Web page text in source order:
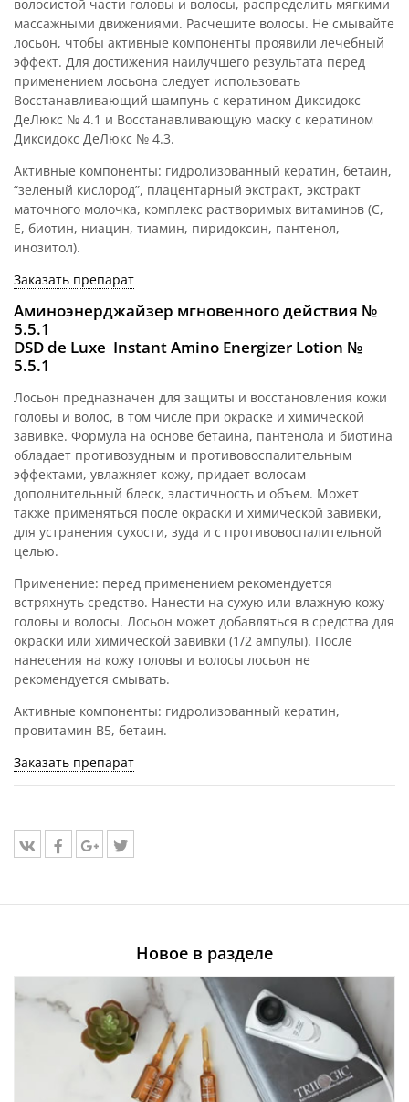
волосистой части головы и волосы, распределить мягкими
массажными движениями. Расчешите волосы. Не смывайте
лосьон, чтобы активные компоненты проявили лечебный
эффект. Для достижения наилучшего результата перед
применением лосьона следует использовать
Восстанавливающий шампунь с кератином Диксидокс
ДеЛюкс № 4.1 и Восстанавливающую маску с кератином
Диксидокс ДеЛюкс № 4.3.
Активные компоненты: гидролизованный кератин, бетаин,
“зеленый кислород”, плацентарный экстракт, экстракт
маточного молочка, комплекс растворимых витаминов (С,
Е, биотин, ниацин, тиамин, пиридоксин, пантенол,
инозитол).
Заказать препарат
Аминоэнерджайзер мгновенного действия №
5.5.1
DSD de Luxe Instant Amino Energizer Lotion №
5.5.1
Лосьон предназначен для защиты и восстановления кожи
головы и волос, в том числе при окраске и химической
завивке. Формула на основе бетаина, пантенола и биотина
обладает противозудным и противовоспалительным
эффектами, увлажняет кожу, придает волосам
дополнительный блеск, эластичность и объем. Может
также применяться после окраски и химической завивки,
для устранения сухости, зуда и с противовоспалительной
целью.
Применение: перед применением рекомендуется
встряхнуть средство. Нанести на сухую или влажную кожу
головы и волосы. Лосьон может добавляться в средства для
окраски или химической завивки (1/2 ампулы). После
нанесения на кожу головы и волосы лосьон не
рекомендуется смывать.
Активные компоненты: гидролизованный кератин,
провитамин В5, бетаин.
Заказать препарат
Новое в разделе